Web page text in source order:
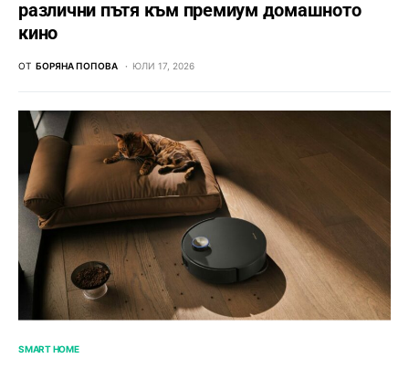
различни пътя към премиум домашното
кино
ОТ БОРЯНА ПОПОВА ЮЛИ 17, 2026
SMART HOME